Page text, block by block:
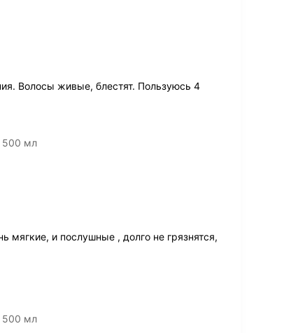
Волосы живые, блестят. Пользуюсь 4
500 мл
мягкие, и послушные , долго не грязнятся,
500 мл